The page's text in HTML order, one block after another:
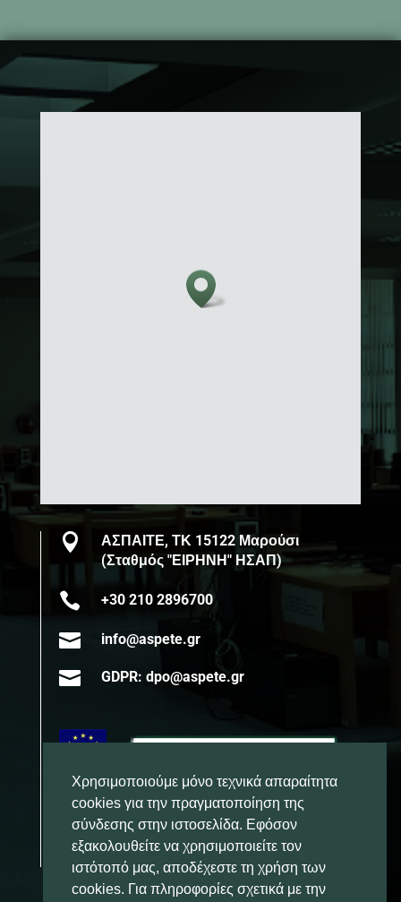

ΑΣΠΑΙΤΕ, ΤΚ 15122 Μαρούσι
(Σταθμός "ΕΙΡΗΝΗ" ΗΣΑΠ)
 +30 210 2896700
 info@aspete.gr
 GDPR: dpo@aspete.gr
Χρησιμοποιούμε μόνο τεχνικά απαραίτητα
cookies για την πραγματοποίηση της
σύνδεσης στην ιστοσελίδα. Εφόσον
εξακολουθείτε να χρησιμοποιείτε τον
ιστότοπό μας, αποδέχεστε τη χρήση των
cookies. Για πληροφορίες σχετικά με την